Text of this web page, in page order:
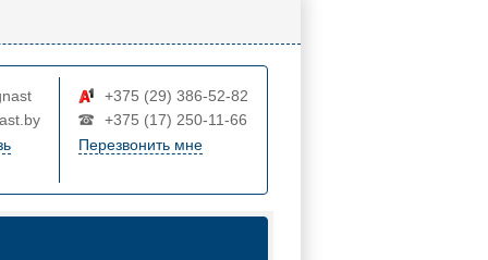
+375 (29) 386-52-82
+375 (17) 250-11-66
Перезвонить мне